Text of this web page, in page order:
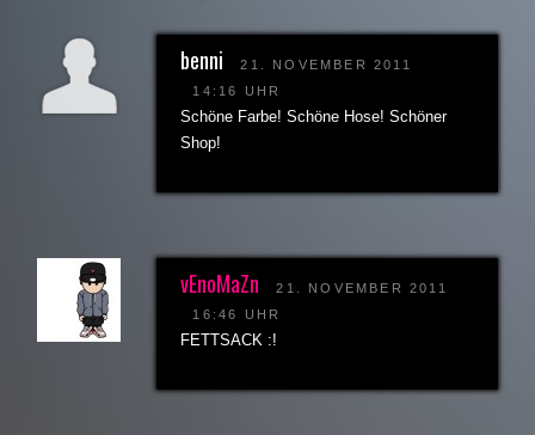
benni
21. NOVEMBER 2011
14:16 UHR
Schöne Farbe! Schöne Hose! Schöner
Shop!
vEnoMaZn
21. NOVEMBER 2011
16:46 UHR
FETTSACK :!